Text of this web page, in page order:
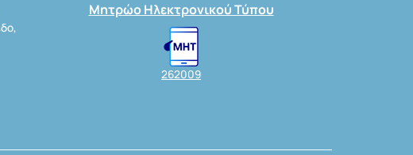
Μητρώο Ηλεκτρονικού Τύπου
262009